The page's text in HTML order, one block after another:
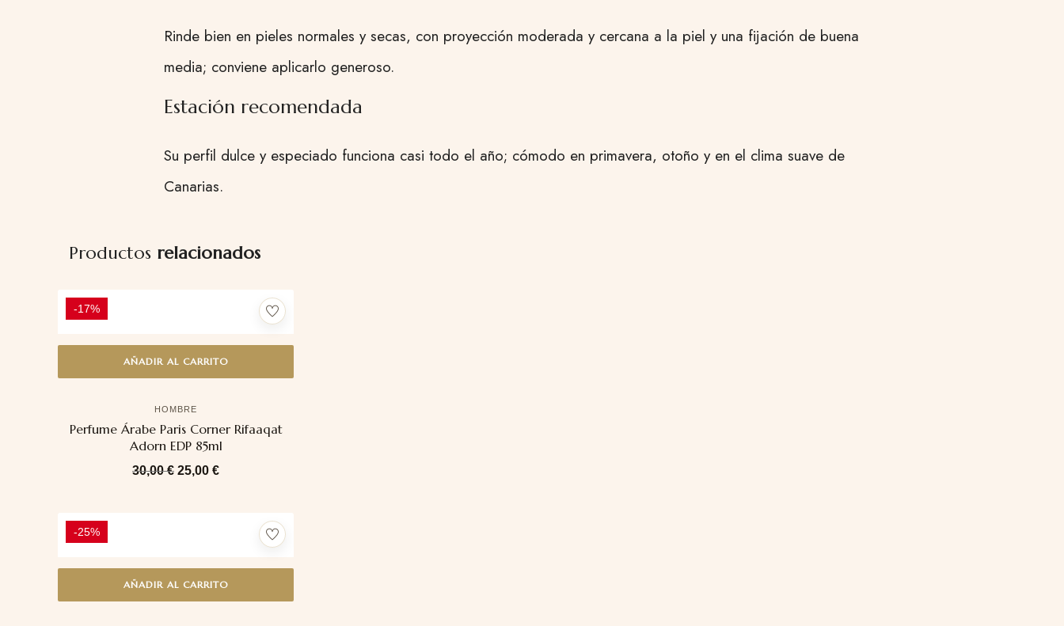
Rinde bien en pieles normales y secas, con proyección moderada y cercana a la piel y una fijación de buena
media; conviene aplicarlo generoso.
Estación recomendada
Su perfil dulce y especiado funciona casi todo el año; cómodo en primavera, otoño y en el clima suave de
Canarias.
Productos relacionados
-17%
AÑADIR AL CARRITO
HOMBRE
Perfume Árabe Paris Corner Rifaaqat
Adorn EDP 85ml
30,00€ 25,00 €
-25%
AÑADIR AL CARRITO